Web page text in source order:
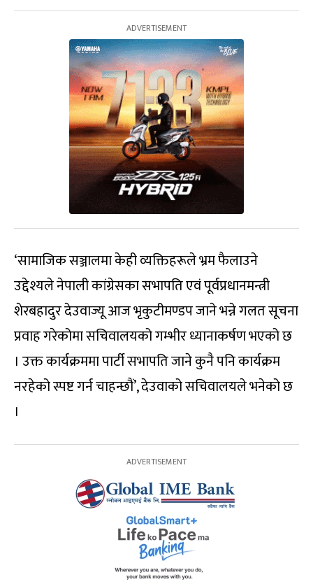
‘सामाजिक सञ्जालमा केही व्यक्तिहरूले भ्रम फैलाउने
उद्देश्यले नेपाली कांग्रेसका सभापति एवं पूर्वप्रधानमन्त्री
शेरबहादुर देउवाज्यू आज भृकुटीमण्डप जाने भन्ने गलत सूचना
प्रवाह गरेकोमा सचिवालयको गम्भीर ध्यानाकर्षण भएको छ
। उक्त कार्यक्रममा पार्टी सभापति जाने कुनै पनि कार्यक्रम
नरहेको स्पष्ट गर्न चाहन्छौं’, देउवाको सचिवालयले भनेको छ
।